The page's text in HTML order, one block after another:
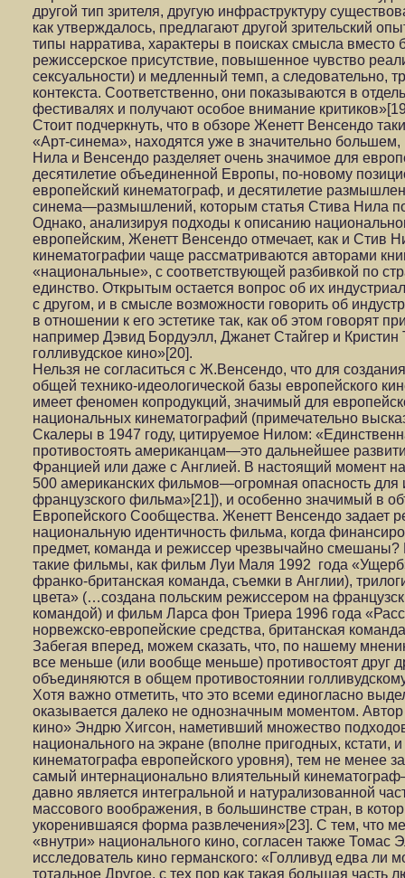
другой тип зрителя, другую инфраструктуру
как утверждалось, предлагают другой зрительский
типы нарратива, характеры в поисках смысла вместо
режиссерское присутствие, повышенное чувство
сексуальности) и медленный темп, а следовательно,
контекста. Соответственно, они показываются в
фестивалях и получают особое внимание
Стоит подчеркнуть, что в обзоре Женетт Венсендо
«Арт-синема», находятся уже в значительно
Нила и Венсендо разделяет очень значимое для
десятилетие объединенной Европы, по-новому
европейский кинематограф, и десятилетие
синема—размышлений, которым статья Стива Нила
Однако, анализируя подходы к описанию
европейским, Женетт Венсендо отмечает, как и Стив
кинематографии чаще рассматриваются авторами
«национальные», с соответствующей разбивкой по
единство. Открытым остается вопрос об их
с другом, и в смысле возможности говорить об
в отношении к его эстетике так, как об этом говорят
например Дэвид Бордуэлл, Джанет Стайгер и Кристин
голливудское кино»[20].
Нельзя не согласиться с Ж.Венсендо, что для
общей технико-идеологической базы европейского
имеет феномен копродукций, значимый для
национальных кинематографий (примечательно
Скалеры в 1947 году, цитируемое Нилом:
противостоять американцам—это дальнейшее
Францией или даже с Англией. В настоящий момент
500 американских фильмов—огромная опасность для
французского фильма»[21]), и особенно значимый в
Европейского Сообщества. Женетт Венсендо задает
национальную идентичность фильма, когда
предмет, команда и режиссер чрезвычайно
такие фильмы, как фильм Луи Маля 1992 года
франко-британская команда, съемки в Англии),
цвета» (…создана польским режиссером на
командой) и фильм Ларса фон Триера 1996 года
норвежско-европейские средства, британская
Забегая вперед, можем сказать, что, по нашему
все меньше (или вообще меньше) противостоят друг
объединяются в общем противостоянии
Хотя важно отметить, что это всеми единогласно
оказывается далеко не однозначным моментом. Автор
кино» Эндрю Хигсон, наметивший множество
национального на экране (вполне пригодных, кстати,
кинематографа европейского уровня), тем не менее
самый интернационально влиятельный
давно является интегральной и натурализованной
массового воображения, в большинстве стран, в
укоренившаяся форма развлечения»[23]. С тем, что
«внутри» национального кино, согласен также Томас
исследователь кино германского: «Голливуд едва ли
тотальное Другое, с тех пор как такая большая часть